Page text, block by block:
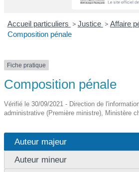
Accueil particuliers > Justice > Affaire
Composition pénale
Fiche pratique
Composition pénale
Vérifié le 30/09/2021 - Direction de
administrative (Première ministre), Ministère
Auteur majeur
Auteur mineur